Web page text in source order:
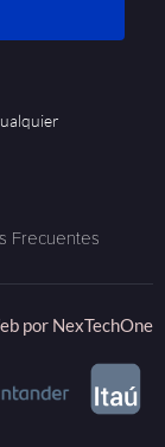
Frecuentes
por NexTechOne